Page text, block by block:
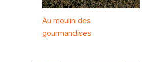
Au moulin des
gourmandises